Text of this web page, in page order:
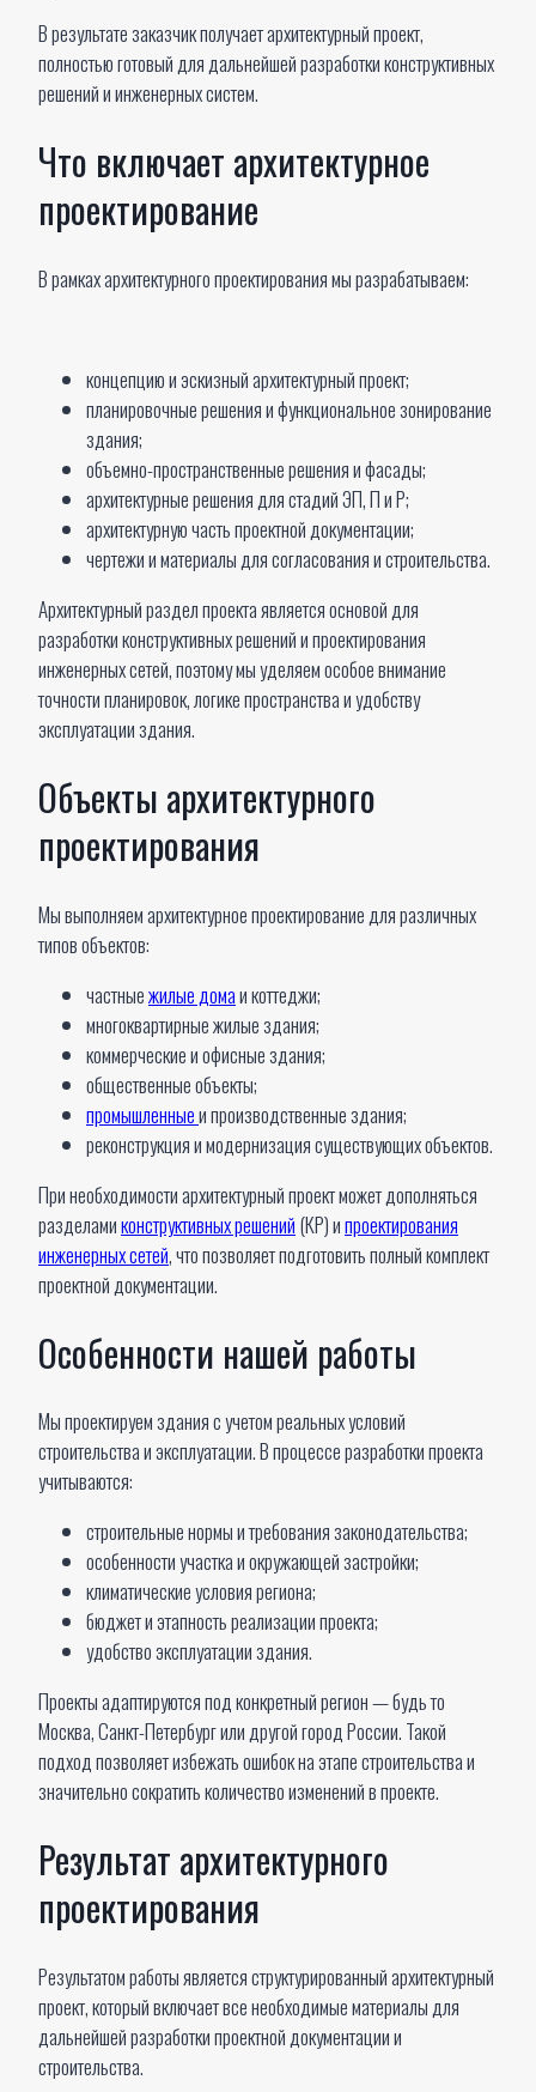
В результате заказчик получает архитектурный проект,
полностью готовый для дальнейшей разработки конструктивных
решений и инженерных систем.
Что включает архитектурное
проектирование
В рамках архитектурного проектирования мы разрабатываем:
концепцию и эскизный архитектурный проект;
планировочные решения и функциональное зонирование
здания;
объемно-пространственные решения и фасады;
архитектурные решения для стадий ЭП, П и Р;
архитектурную часть проектной документации;
чертежи и материалы для согласования и строительства.
Архитектурный раздел проекта является основой для
разработки конструктивных решений и проектирования
инженерных сетей, поэтому мы уделяем особое внимание
точности планировок, логике пространства и удобству
эксплуатации здания.
Объекты архитектурного
проектирования
Мы выполняем архитектурное проектирование для различных
типов объектов:
частныежилые домаи коттеджи;
многоквартирные жилые здания;
коммерческие и офисные здания;
общественные объекты;
промышленныеи производственные здания;
реконструкция и модернизация существующих объектов.
При необходимости архитектурный проект может дополняться
разделамиконструктивных решений (КР) ипроектирования
инженерных сетей, что позволяет подготовить полный комплект
проектной документации.
Особенности нашей работы
Мы проектируем здания с учетом реальных условий
строительства и эксплуатации. В процессе разработки проекта
учитываются:
строительные нормы и требования законодательства;
особенности участка и окружающей застройки;
климатические условия региона;
бюджет и этапность реализации проекта;
удобство эксплуатации здания.
Проекты адаптируются под конкретный регион — будь то
Москва, Санкт-Петербург или другой город России. Такой
подход позволяет избежать ошибок на этапе строительства и
значительно сократить количество изменений в проекте.
Результат архитектурного
проектирования
Результатом работы является структурированный архитектурный
проект, который включает все необходимые материалы для
дальнейшей разработки проектной документации и
строительства.